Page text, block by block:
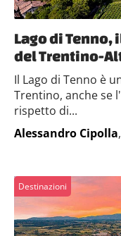
Lago di
del Trentino-
Il Lago di Tenno è
Trentino, anche se
rispetto di...
Alessandro Cipolla
Destinazioni